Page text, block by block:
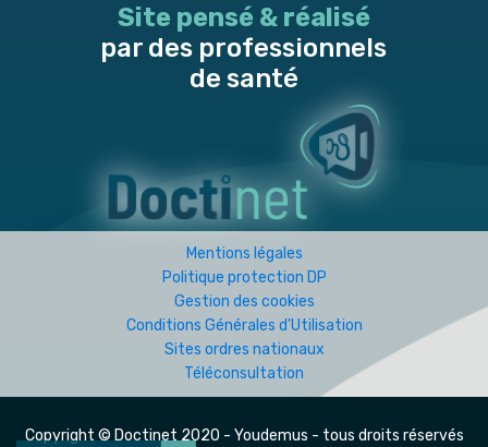
Site pensé & réalisé
par des professionnels
de santé
Mentions légales
Politique protection DP
Gestion des cookies
Conditions Générales d'Utilisation
Sites ordres nationaux
Téléconsultation
Copyright © Doctinet 2020 - Youdemus - tous droits réservés